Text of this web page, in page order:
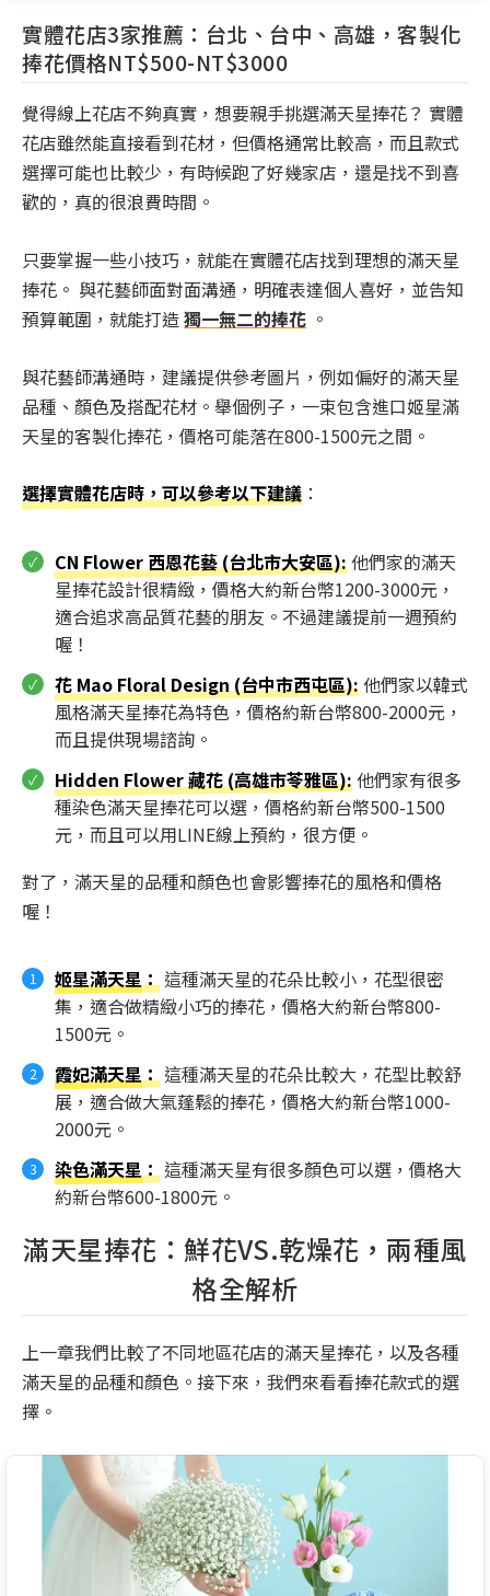
實體花店3家推薦：台北、台中、高雄，客製化
捧花價格NT$500-NT$3000
覺得線上花店不夠真實，想要親手挑選滿天星捧花？ 實體
花店雖然能直接看到花材，但價格通常比較高，而且款式
選擇可能也比較少，有時候跑了好幾家店，還是找不到喜
歡的，真的很浪費時間。
只要掌握一些小技巧，就能在實體花店找到理想的滿天星
捧花。 與花藝師面對面溝通，明確表達個人喜好，並告知
預算範圍，就能打造獨一無二的捧花 。
與花藝師溝通時，建議提供參考圖片，例如偏好的滿天星
品種、顏色及搭配花材。舉個例子，一束包含進口姬星滿
天星的客製化捧花，價格可能落在800-1500元之間。
選擇實體花店時，可以參考以下建議 ：
CN Flower 西恩花藝 (台北市大安區):他們家的滿天
星捧花設計很精緻，價格大約新台幣1200-3000元，
適合追求高品質花藝的朋友。不過建議提前一週預約
喔！
花 Mao Floral Design (台中市西屯區):他們家以韓式
風格滿天星捧花為特色，價格約新台幣800-2000元，
而且提供現場諮詢。
Hidden Flower 藏花 (高雄市苓雅區):他們家有很多
種染色滿天星捧花可以選，價格約新台幣500-1500
元，而且可以用LINE線上預約，很方便。
對了，滿天星的品種和顏色也會影響捧花的風格和價格
喔！
姬星滿天星： 這種滿天星的花朵比較小，花型很密
集，適合做精緻小巧的捧花，價格大約新台幣800-
1500元。
霞妃滿天星： 這種滿天星的花朵比較大，花型比較舒
展，適合做大氣蓬鬆的捧花，價格大約新台幣1000-
2000元。
染色滿天星： 這種滿天星有很多顏色可以選，價格大
約新台幣600-1800元。
滿天星捧花：鮮花VS.乾燥花，兩種風
格全解析
上一章我們比較了不同地區花店的滿天星捧花，以及各種
滿天星的品種和顏色。接下來，我們來看看捧花款式的選
擇。